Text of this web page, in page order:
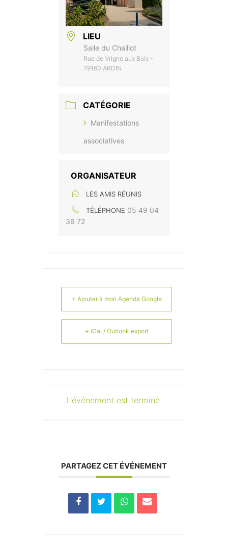
LIEU
Salle du Chaillot
Rue de Vrigne aux Bois -
79160 ARDIN
CATÉGORIE
Manifestations
associatives
ORGANISATEUR
LES AMIS RÉUNIS
TÉLÉPHONE 05 49 04
36 72
+ Ajouter à mon Agenda Google
+ iCal / Outlook export
L'événement est terminé.
PARTAGEZ CET ÉVÉNEMENT